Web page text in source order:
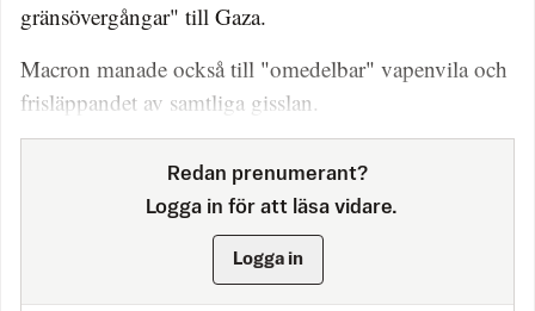
gränsövergångar" till Gaza.
Macron manade också till "omedelbar" vapenvila och
frisläppandet av samtliga gisslan.
Redan prenumerant?
Logga in för att läsa vidare.
Logga in